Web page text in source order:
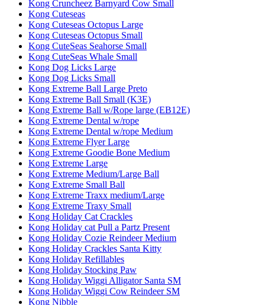
Kong Cruncheez Barnyard Cow Small
Kong Cuteseas
Kong Cuteseas Octopus Large
Kong Cuteseas Octopus Small
Kong CuteSeas Seahorse Small
Kong CuteSeas Whale Small
Kong Dog Licks Large
Kong Dog Licks Small
Kong Extreme Ball Large Preto
Kong Extreme Ball Small (K3E)
Kong Extreme Ball w/Rope large (EB12E)
Kong Extreme Dental w/rope
Kong Extreme Dental w/rope Medium
Kong Extreme Flyer Large
Kong Extreme Goodie Bone Medium
Kong Extreme Large
Kong Extreme Medium/Large Ball
Kong Extreme Small Ball
Kong Extreme Traxx medium/Large
Kong Extreme Traxy Small
Kong Holiday Cat Crackles
Kong Holiday cat Pull a Partz Present
Kong Holiday Cozie Reindeer Medium
Kong Holiday Crackles Santa Kitty
Kong Holiday Refillables
Kong Holiday Stocking Paw
Kong Holiday Wiggi Alligator Santa SM
Kong Holiday Wiggi Cow Reindeer SM
Kong Nibble